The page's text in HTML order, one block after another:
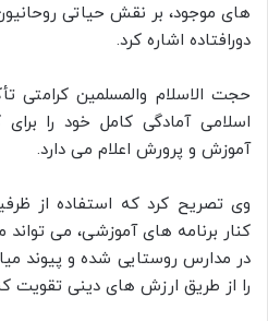
های موجود، بر نقش حیاتی
دورافتاده اشاره کرد.
حجت الاسلام والمسلمین کرامتی
اسلامی آمادگی کامل خود را
آموزش و پرورش اعلام می دارد.
وی تصریح کرد که استفاده از
کنار برنامه های آموزشی، می تواند
در مدارس روستایی شده و پیوند
را از طریق ارزش های دینی تقویت